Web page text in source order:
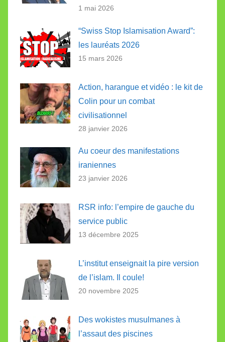
1 mai 2026
“Swiss Stop Islamisation Award”:
les lauréats 2026
15 mars 2026
Action, harangue et vidéo : le kit de
Colin pour un combat
civilisationnel
28 janvier 2026
Au coeur des manifestations
iraniennes
23 janvier 2026
RSR info: l’empire de gauche du
service public
13 décembre 2025
L’institut enseignait la pire version
de l’islam. Il coule!
20 novembre 2025
Des wokistes musulmanes à
l’assaut des piscines